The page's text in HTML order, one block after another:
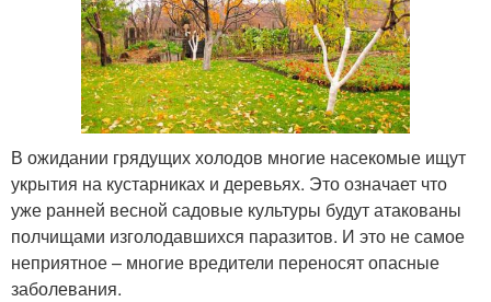
В ожидании грядущих холодов многие насекомые ищут
укрытия на кустарниках и деревьях. Это означает что
уже ранней весной садовые культуры будут атакованы
полчищами изголодавшихся паразитов. И это не самое
неприятное – многие вредители переносят опасные
заболевания.